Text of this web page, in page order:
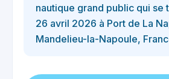
nautique grand public qui se
26 avril 2026 à Port de La
Mandelieu-la-Napoule,